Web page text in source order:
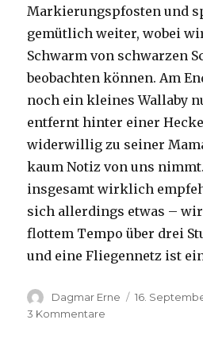
Markierungspfosten und
gemütlich weiter, wobei
Schwarm von schwarzen
beobachten können. Am
noch ein kleines Wallaby
entfernt hinter einer
widerwillig zu seiner
kaum Notiz von uns
insgesamt wirklich
sich allerdings etwas –
flottem Tempo über drei
und eine Fliegennetz ist
Autor
Dagmar Erne 16.
3 Kommentare